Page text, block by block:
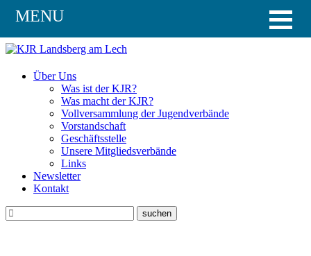
Über Uns
Was ist der KJR?
Was macht der KJR?
Vollversammlung der Jugendverbände
Vorstandschaft
Geschäftsstelle
Unsere Mitgliedsverbände
Links
Newsletter
Kontakt
MENU